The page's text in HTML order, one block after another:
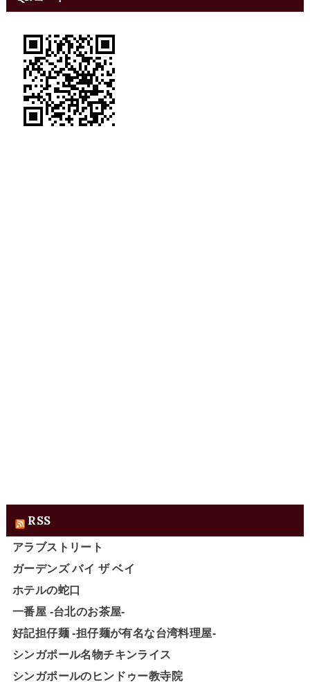
RSS
アラブストリート
ガーデンズ バイ ザ ベイ
ホテルの蛇口
一番屋 -台北のお茶屋-
好記担仔麺 -担仔麺が有名な台湾料理屋-
シンガポール名物チキンライス
シンガポールのヒンドゥー教寺院